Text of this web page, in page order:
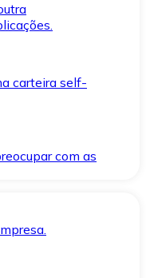
carteira self-
com as